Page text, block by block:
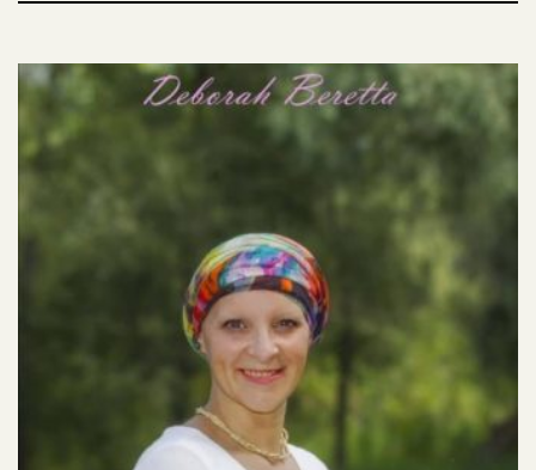
volo radente sul cuore a raccogliere emozioni,
sentimenti e sensazioni.
Per avere sempre il sorriso, la speranza.